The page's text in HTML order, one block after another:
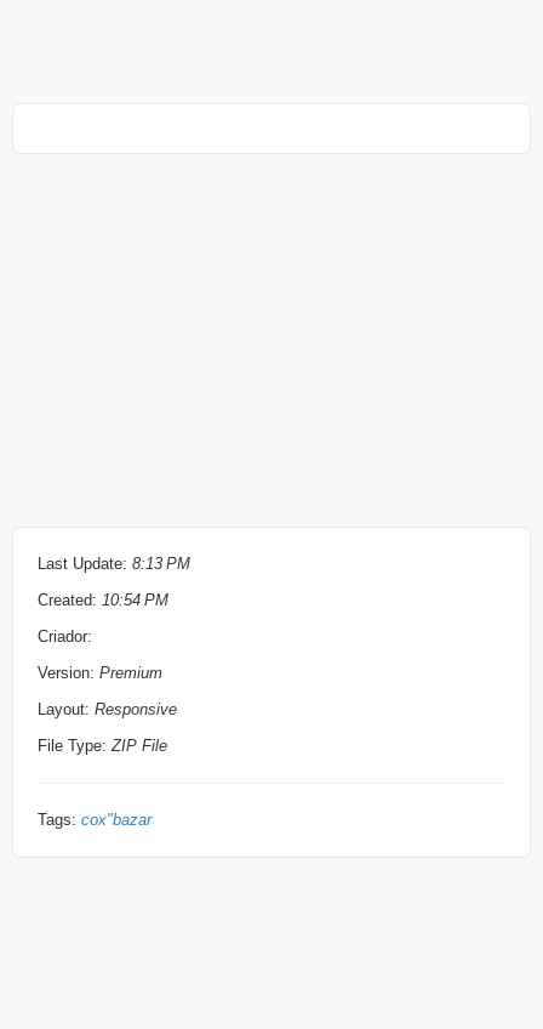
Last Update: 8:13 PM
Created: 10:54 PM
Criador:
Version: Premium
Layout: Responsive
File Type: ZIP File
Tags: cox"bazar